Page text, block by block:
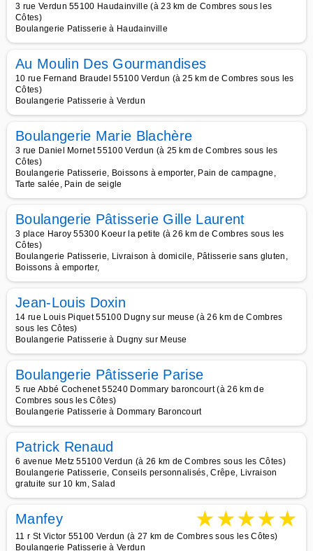
3 rue Verdun 55100 Haudainville (à 23 km de Combres sous les
Côtes)
Boulangerie Patisserie à Haudainville
Au Moulin Des Gourmandises
10 rue Fernand Braudel 55100 Verdun (à 25 km de Combres sous les
Côtes)
Boulangerie Patisserie à Verdun
Boulangerie Marie Blachère
3 rue Daniel Mornet 55100 Verdun (à 25 km de Combres sous les
Côtes)
Boulangerie Patisserie, Boissons à emporter, Pain de campagne,
Tarte salée, Pain de seigle
Boulangerie Pâtisserie Gille Laurent
3 place Haroy 55300 Koeur la petite (à 26 km de Combres sous les
Côtes)
Boulangerie Patisserie, Livraison à domicile, Pâtisserie sans gluten,
Boissons à emporter,
Jean-Louis Doxin
14 rue Louis Piquet 55100 Dugny sur meuse (à 26 km de Combres
sous les Côtes)
Boulangerie Patisserie à Dugny sur Meuse
Boulangerie Pâtisserie Parise
5 rue Abbé Cochenet 55240 Dommary baroncourt (à 26 km de
Combres sous les Côtes)
Boulangerie Patisserie à Dommary Baroncourt
Patrick Renaud
6 avenue Metz 55100 Verdun (à 26 km de Combres sous les Côtes)
Boulangerie Patisserie, Conseils personnalisés, Crêpe, Livraison
gratuite sur 10 km, Salad
Manfey ★★★★★
11 r St Victor 55100 Verdun (à 27 km de Combres sous les Côtes)
Boulangerie Patisserie à Verdun